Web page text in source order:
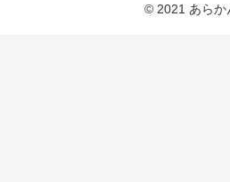
© 2021 あらか